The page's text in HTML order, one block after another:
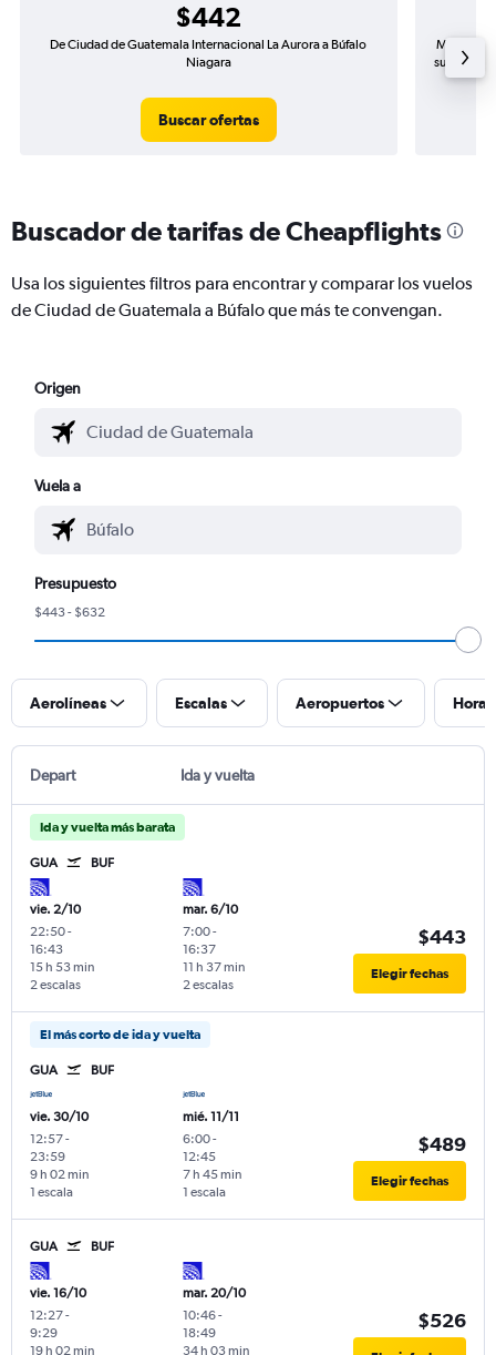
$442
De Ciudad de Guatemala Internacional La Aurora a Búfalo
Niagara
Buscar ofertas
Mayor
subida de
Buscador de tarifas de Cheapflights
Usa los siguientes filtros para encontrar y comparar los vuelos
de Ciudad de Guatemala a Búfalo que más te convengan.
Origen
Vuela a
Presupuesto
$443 - $632
Aerolíneas Escalas Aeropuertos
Depart Ida y vuelta
Ida y vuelta más barata
GUA BUF
vie. 2/10
22:50-
16:43
2 escalas
15 h 53 min
mar. 6/10
7:00-
16:37
2 escalas
11 h 37 min
$443
Elegir fechas
El más corto de ida y vuelta
GUA BUF
vie. 30/10
12:57-
23:59
1 escala
9 h 02 min
mié. 11/11
6:00-
12:45
1 escala
7 h 45 min
$489
Elegir fechas
GUA BUF
vie. 16/10
12:27-
9:29
19 h 02 min
mar. 20/10
10:46-
18:49
34 h 03 min
$526